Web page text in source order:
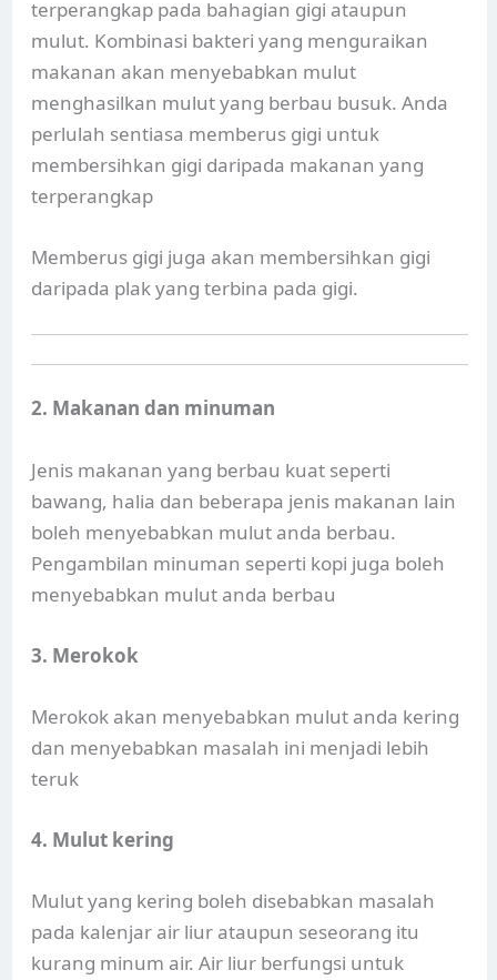
terperangkap pada bahagian gigi ataupun
mulut. Kombinasi bakteri yang menguraikan
makanan akan menyebabkan mulut
menghasilkan mulut yang berbau busuk. Anda
perlulah sentiasa memberus gigi untuk
membersihkan gigi daripada makanan yang
terperangkap
Memberus gigi juga akan membersihkan gigi
daripada plak yang terbina pada gigi.
2. Makanan dan minuman
Jenis makanan yang berbau kuat seperti
bawang, halia dan beberapa jenis makanan lain
boleh menyebabkan mulut anda berbau.
Pengambilan minuman seperti kopi juga boleh
menyebabkan mulut anda berbau
3. Merokok
Merokok akan menyebabkan mulut anda kering
dan menyebabkan masalah ini menjadi lebih
teruk
4. Mulut kering
Mulut yang kering boleh disebabkan masalah
pada kalenjar air liur ataupun seseorang itu
kurang minum air. Air liur berfungsi untuk